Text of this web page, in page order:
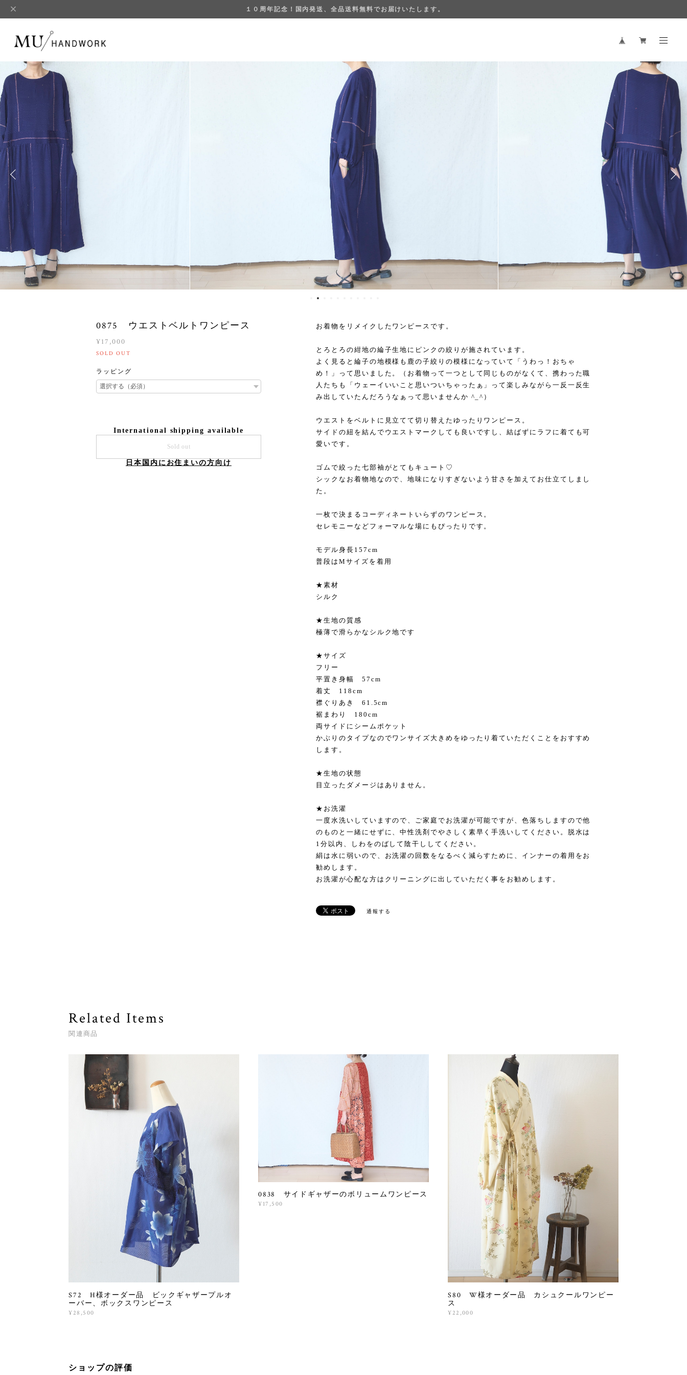
１０周年記念！国内発送、全品送料無料でお届けいたします。
0875 ウエストベルトワンピース
¥17,000
SOLD OUT
ラッピング
International shipping available
Sold out
日本国内にお住まいの方向け
お着物をリメイクしたワンピースです。
とろとろの紺地の綸子生地にピンクの絞りが施されています。
よく見ると綸子の地模様も鹿の子絞りの模様になっていて「うわっ！おちゃ
め！」って思いました。（お着物って一つとして同じものがなくて、携わった職
人たちも「ウェーイいいこと思いついちゃったぁ」って楽しみながら一反一反生
み出していたんだろうなぁって思いませんか ^_^）
ウエストをベルトに見立てて切り替えたゆったりワンピース。
サイドの紐を結んでウエストマークしても良いですし、結ばずにラフに着ても可
愛いです。
ゴムで絞った七部袖がとてもキュート♡
シックなお着物地なので、地味になりすぎないよう甘さを加えてお仕立てしまし
た。
一枚で決まるコーディネートいらずのワンピース。
セレモニーなどフォーマルな場にもぴったりです。
モデル身長157cm
普段はMサイズを着用
★素材
シルク
★生地の質感
極薄で滑らかなシルク地です
★サイズ
フリー
平置き身幅 57cm
着丈 118cm
襟ぐりあき 61.5cm
裾まわり 180cm
両サイドにシームポケット
かぶりのタイプなのでワンサイズ大きめをゆったり着ていただくことをおすすめ
します。
★生地の状態
目立ったダメージはありません。
★お洗濯
一度水洗いしていますので、ご家庭でお洗濯が可能ですが、色落ちしますので他
のものと一緒にせずに、中性洗剤でやさしく素早く手洗いしてください。脱水は
1分以内、しわをのばして陰干ししてください。
絹は水に弱いので、お洗濯の回数をなるべく減らすために、インナーの着用をお
勧めします。
お洗濯が心配な方はクリーニングに出していただく事をお勧めします。
通報する
Related Items
関連商品
S72 H様オーダー品 ビックギャザープルオ
ーバー、ボックスワンピース
¥28,500
0838 サイドギャザーのボリュームワンピース
¥17,500
S80 W様オーダー品 カシュクールワンピー
ス
¥22,000
ショップの評価